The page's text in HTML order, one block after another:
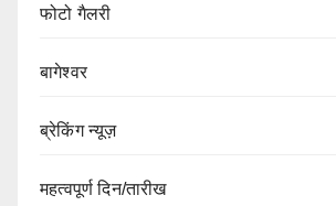
फोटो गैलरी
बागेश्वर
ब्रेकिंग न्यूज़
महत्वपूर्ण दिन/तारीख